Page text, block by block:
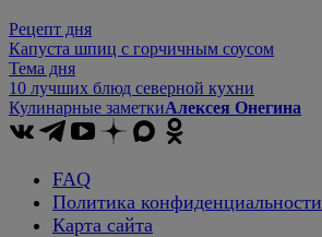
Рецепт дня
Капуста шпиц с горчичным соусом
Тема дня
10 лучших блюд северной кухни
Кулинарные заметкиАлексея Онегина
FAQ
Политика конфиденциальности
Карта сайта